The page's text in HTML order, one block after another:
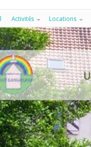
Activités Locations